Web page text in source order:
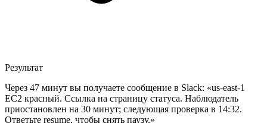
Результат
Через 47 минут вы получаете сообщение в Slack: «us-east-1
EC2 красный. Ссылка на страницу статуса. Наблюдатель
приостановлен на 30 минут; следующая проверка в 14:32.
Ответьте resume, чтобы снять паузу.»